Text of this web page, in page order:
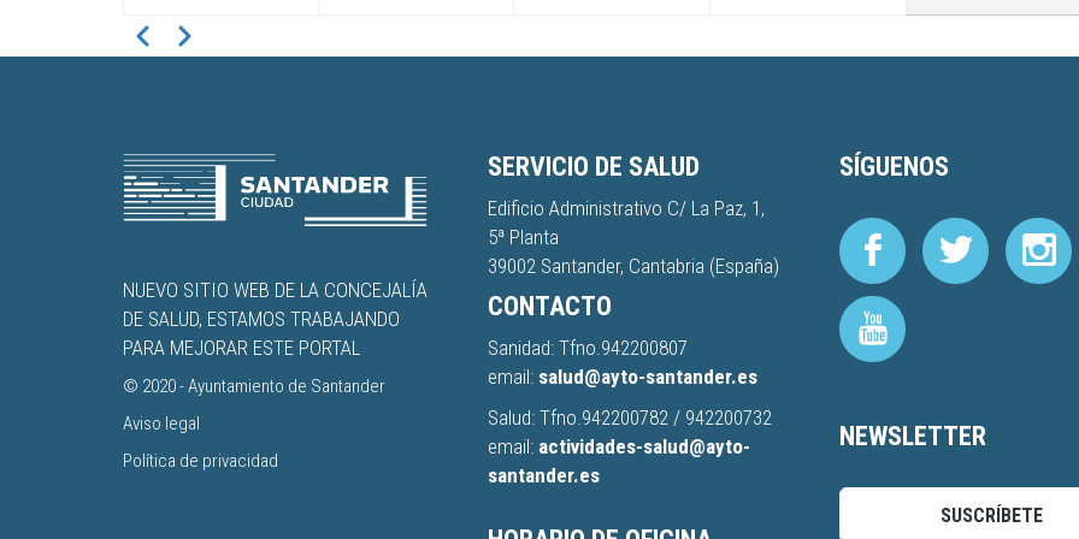
Pagination
AnteriorSiguiente
NUEVO SITIO WEB DE LA CONCEJALÍA
DE SALUD, ESTAMOS TRABAJANDO
PARA MEJORAR ESTE PORTAL
© 2020 -Ayuntamiento de Santander
Aviso legal
Política de privacidad
SERVICIO DE SALUD
Edificio Administrativo C/ La Paz, 1,
5ª Planta
39002 Santander, Cantabria (España)
CONTACTO
Sanidad: Tfno.942200807
email: salud@ayto-santander.es
Salud: Tfno.942200782 / 942200732
email: actividades-salud@ayto-
santander.es
SÍGUENOS
NEWSLETTER
SUSCRÍBETE